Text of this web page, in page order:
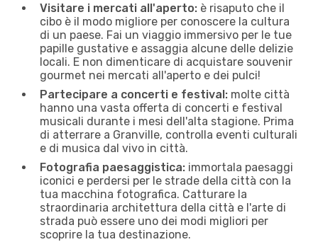
Visitare i mercati all'aperto: è risaputo che il
cibo è il modo migliore per conoscere la cultura
di un paese. Fai un viaggio immersivo per le tue
papille gustative e assaggia alcune delle delizie
locali. E non dimenticare di acquistare souvenir
gourmet nei mercati all'aperto e dei pulci!
Partecipare a concerti e festival: molte città
hanno una vasta offerta di concerti e festival
musicali durante i mesi dell'alta stagione. Prima
di atterrare a Granville, controlla eventi culturali
e di musica dal vivo in città.
Fotografia paesaggistica: immortala paesaggi
iconici e perdersi per le strade della città con la
tua macchina fotografica. Catturare la
straordinaria architettura della città e l'arte di
strada può essere uno dei modi migliori per
scoprire la tua destinazione.